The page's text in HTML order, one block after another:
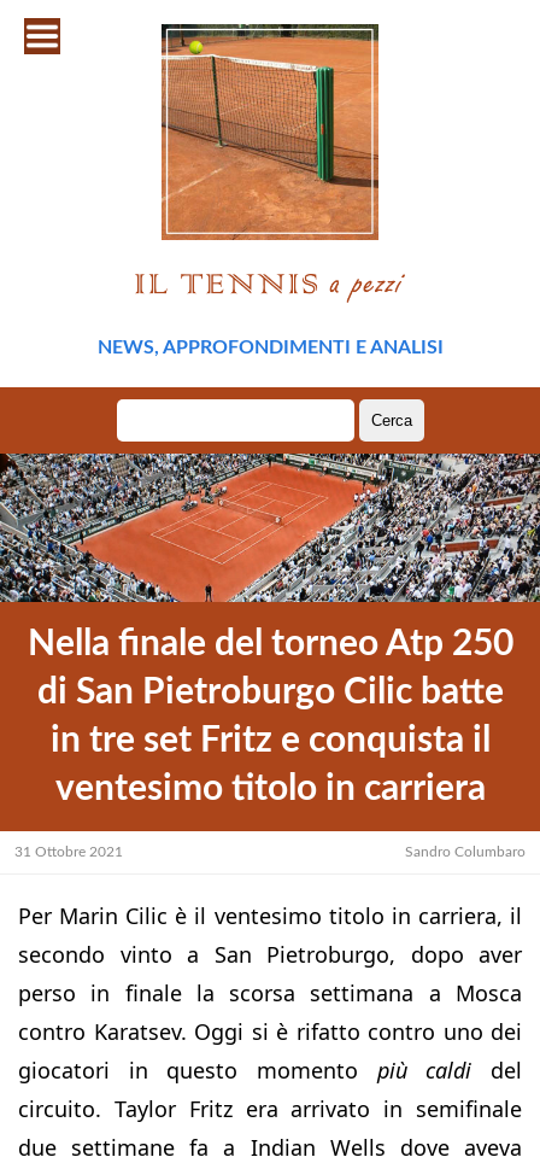
NEWS, APPROFONDIMENTI E ANALISI
per:
Nella finale del torneo Atp 250
di San Pietroburgo Cilic batte
in tre set Fritz e conquista il
ventesimo titolo in carriera
31 Ottobre 2021 Sandro Columbaro
Per Marin Cilic è il ventesimo titolo in carriera, il
secondo vinto a San Pietroburgo, dopo aver
perso in finale la scorsa settimana a Mosca
contro Karatsev. Oggi si è rifatto contro uno dei
giocatori in questo momento più caldi del
circuito. Taylor Fritz era arrivato in semifinale
due settimane fa a Indian Wells dove aveva